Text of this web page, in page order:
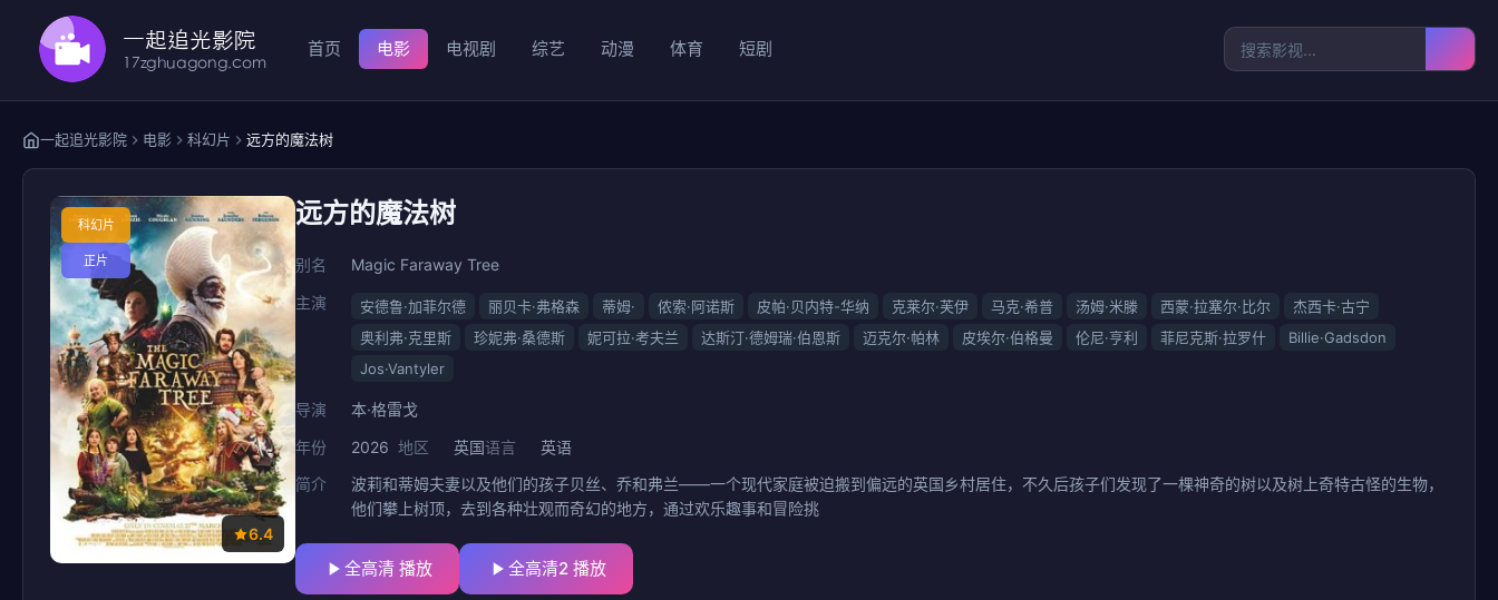
首页 电影 电视剧 综艺 动漫 体育 短剧
一起追光影院 电影 科幻片 远方的魔法树
科幻片
正片
6.4
远方的魔法树
别名
Magic Faraway Tree
主演
安德鲁·加菲尔德 丽贝卡·弗格森 蒂姆· 侬索·阿诺斯 皮帕·贝内特-华纳 克莱尔·芙伊 马克·希普 汤姆·米滕 西蒙·拉塞尔·比尔
杰西卡·古宁
奥利弗·克里斯
珍妮弗·桑德斯 妮可拉·考夫兰 达斯汀·德姆瑞·伯恩斯 迈克尔·帕林 皮埃尔·伯格曼 伦尼·亨利 菲尼克斯·拉罗什
Billie·Gadsdon
Jos·Vantyler
导演
本·格雷戈
年份
2026 地区 英国语言
英语
简介
波莉和蒂姆夫妻以及他们的孩子贝丝、乔和弗兰——一个现代家庭被迫搬到偏远的英国乡村居住，不久后孩子们发现了一棵神奇的树以及树上奇特古怪的生物，
他们攀上树顶，去到各种壮观而奇幻的地方，通过欢乐趣事和冒险挑
全高清 播放 全高清2 播放